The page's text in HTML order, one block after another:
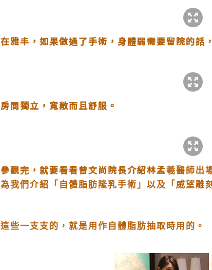
在雅丰 ，如果做過了手術，身體弱需要留院的話
房間獨立，寬敞而且舒服。
參觀完，就要看看曾文尚院長介紹林孟羲醫師出
為我們介紹「自體脂肪隆乳手術」以及「威望雕
這些一支支的，就是用作自體脂肪抽取時用的。